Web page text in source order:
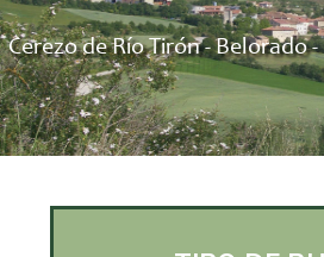
Cerezo de Río Tirón - Belorado -